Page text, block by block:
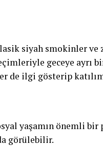
siyah smokinler ve
geceye ayrı bir
de ilgi gösterip
yaşamın önemli bir
görülebilir.